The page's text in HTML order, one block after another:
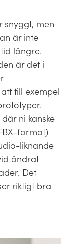
snyggt, men
är inte
längre.
är det i
till exempel
ni kanske
format)
liknande
ändrat
Det
riktigt bra